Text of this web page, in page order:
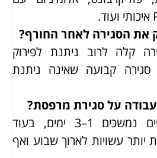
את הסגירה לאחר החורף?
קלה לרוב ניתנת לפירוק
סגירה קבועה שאינה ניתנת
על סגירת מרפסת?
פרויקטים פשוטים נמשכים 1–3 ימים, בעוד
יותר עשויות לארוך שבוע ואף